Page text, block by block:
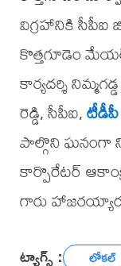
విగ్రహానికి సీపీఐ
కొత్తగూడెం
కార్యదర్శి
రెడ్డి, సీపీఐ,టీడీపీ
పాల్గొని ఘనంగా
కార్పొరేటర్
గారు
ట్యాగ్స్ : లోకల్